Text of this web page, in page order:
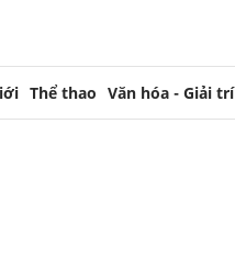
Thể thao Văn hóa - Giải trí